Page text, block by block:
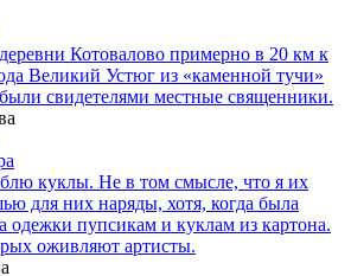
Котовалово примерно в 20 км к
Великий Устюг из «каменной тучи»
свидетелями местные священники.
куклы. Не в том смысле, что я их
для них наряды, хотя, когда была
одежки пупсикам и куклам из картона.
оживляют артисты.